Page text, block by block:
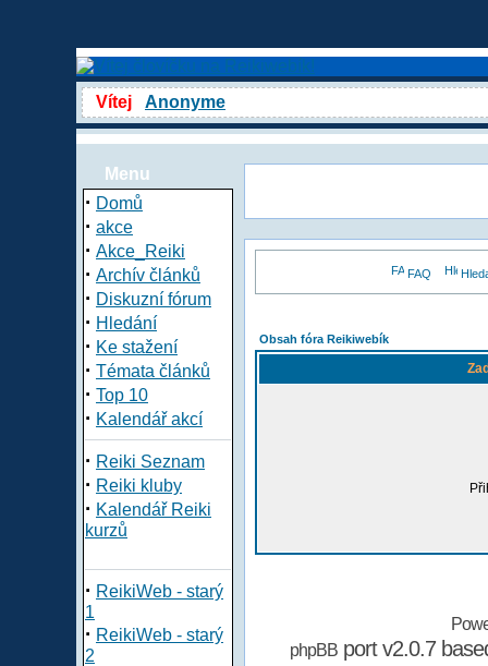
Vítej Anonyme
Menu
· Domů
· akce
· Akce_Reiki
· Archív článků
· Diskuzní fórum
· Hledání
· Ke stažení
· Témata článků
· Top 10
· Kalendář akcí
· Reiki Seznam
· Reiki kluby
· Kalendář Reiki
kurzů
· ReikiWeb - starý
1
· ReikiWeb - starý
2
FAQ
Obsah fóra Reikiwebík
phpBBport v2.0.7